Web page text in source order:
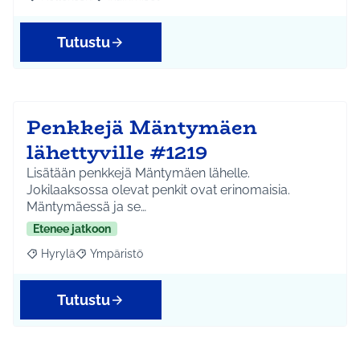
Tutustu
Penkkejä Mäntymäen
lähettyville #1219
Lisätään penkkejä Mäntymäen lähelle.
Jokilaaksossa olevat penkit ovat erinomaisia.
Mäntymäessä ja se…
Etenee jatkoon
Rajaa tulokset aihepiirin mukaan: Hyrylä
Hyrylä Rajaa tulokset teeman mukaan: Ympäristö
Ympäristö
Tutustu